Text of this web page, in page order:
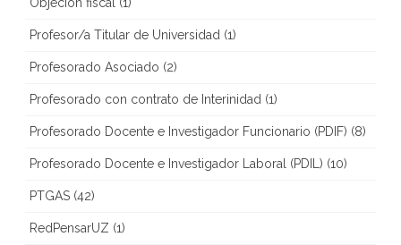
Profesor/a Titular de Universidad (1)
Profesorado Asociado (2)
Profesorado con contrato de Interinidad (1)
Profesorado Docente e Investigador Funcionario (PDIF) (8)
Profesorado Docente e Investigador Laboral (PDIL) (10)
PTGAS (42)
RedPensarUZ (1)